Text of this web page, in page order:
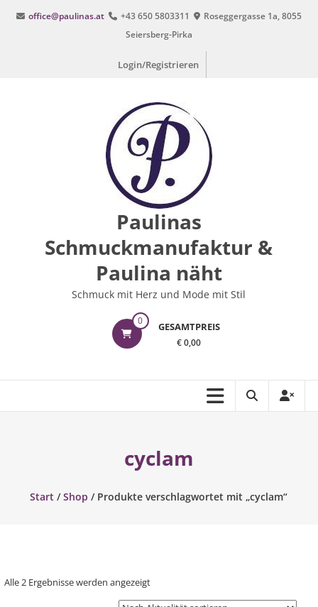
Inhalt
office@paulinas.at +43 650 5803311
Roseggergasse 1a, 8055
Seiersberg-Pirka
Login/Registrieren
Paulinas
Schmuckmanufaktur &
Paulina näht
Schmuck mit Herz und Mode mit Stil
0 GESAMTPREIS
€ 0,00
cyclam
Start /Shop / Produkte verschlagwortet mit „cyclam“
Alle 2 Ergebnisse werden angezeigtNach
Aktualität